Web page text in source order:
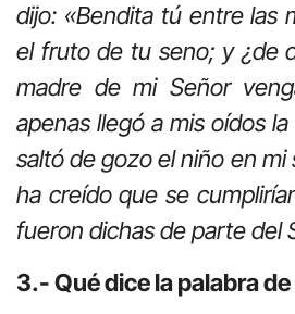
dijo: «Bendita tú entre las
el fruto de tu seno; y ¿de
madre de mi Señor
apenas llegó a mis oídos
saltó de gozo el niño en mi
ha creído que se
fueron dichas de parte del
3.- Qué dice la palabra